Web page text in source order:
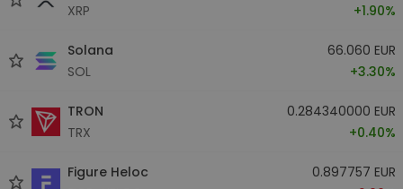
XRP
+1.90%
Solana
SOL
66.060 EUR
+3.30%
TRON
TRX
0.284340000 EUR
+0.40%
Figure Heloc
0.897757 EUR